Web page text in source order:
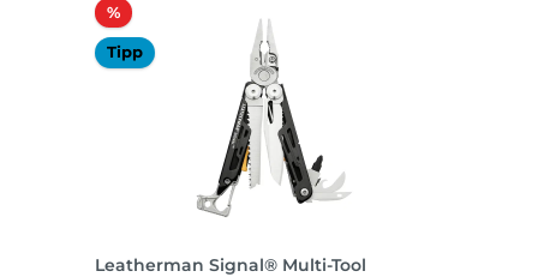
%Rabatt
Tipp
Leatherman Signal® Multi-Tool